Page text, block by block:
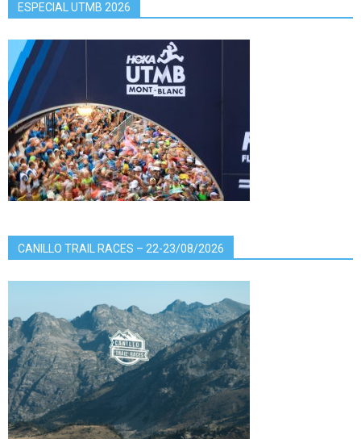
ESPECIAL UTMB 2026
CANILLO TRAIL RACES – 22-23/08/2026